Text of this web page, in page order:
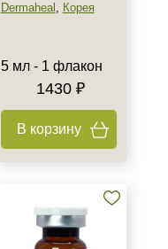
Dermaheal , Корея
5 мл - 1 флакон
1430 ₽
В корзину